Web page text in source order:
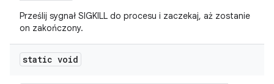
Prześlij sygnał SIGKILL do procesu i zaczekaj, aż zostanie
on zakończony.
static void